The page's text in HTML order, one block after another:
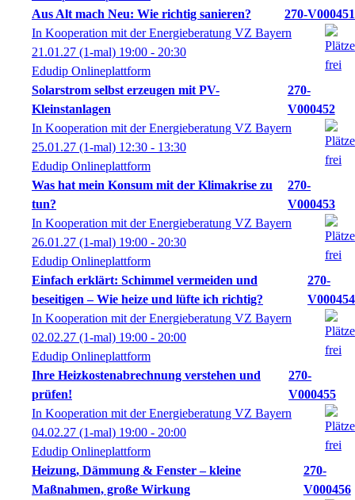
Aus Alt mach Neu: Wie richtig sanieren?
270-V000451
In Kooperation mit der Energieberatung VZ Bayern
21.01.27 (1-mal) 19:00 - 20:30
Edudip Onlineplattform
Solarstrom selbst erzeugen mit PV-
Kleinstanlagen
270-
V000452
In Kooperation mit der Energieberatung VZ Bayern
25.01.27 (1-mal) 12:30 - 13:30
Edudip Onlineplattform
Was hat mein Konsum mit der Klimakrise zu
tun?
270-
V000453
In Kooperation mit der Energieberatung VZ Bayern
26.01.27 (1-mal) 19:00 - 20:30
Edudip Onlineplattform
Einfach erklärt: Schimmel vermeiden und
beseitigen – Wie heize und lüfte ich richtig?
270-
V000454
In Kooperation mit der Energieberatung VZ Bayern
02.02.27 (1-mal) 19:00 - 20:00
Edudip Onlineplattform
Ihre Heizkostenabrechnung verstehen und
prüfen!
270-
V000455
In Kooperation mit der Energieberatung VZ Bayern
04.02.27 (1-mal) 19:00 - 20:00
Edudip Onlineplattform
Heizung, Dämmung & Fenster – kleine
Maßnahmen, große Wirkung
270-
V000456